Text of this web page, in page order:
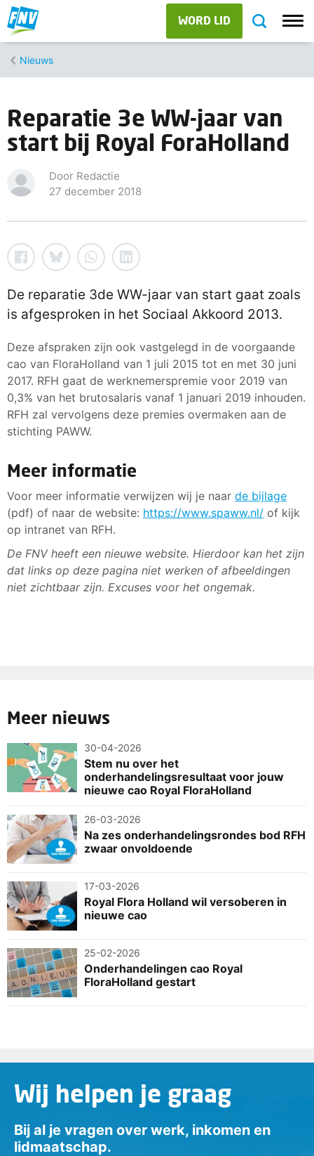
WORD LID
Nieuws
Reparatie 3e WW-jaar van
start bij Royal ForaHolland
Door Redactie
27 december 2018
De reparatie 3de WW-jaar van start gaat zoals
is afgesproken in het Sociaal Akkoord 2013.
Deze afspraken zijn ook vastgelegd in de voorgaande
cao van FloraHolland van 1 juli 2015 tot en met 30 juni
2017. RFH gaat de werknemerspremie voor 2019 van
0,3% van het brutosalaris vanaf 1 januari 2019 inhouden.
RFH zal vervolgens deze premies overmaken aan de
stichting PAWW.
Meer informatie
Voor meer informatie verwijzen wij je naar de bijlage
(pdf) of naar de website: https://www.spaww.nl/ of kijk
op intranet van RFH.
De FNV heeft een nieuwe website. Hierdoor kan het zijn
dat links op deze pagina niet werken of afbeeldingen
niet zichtbaar zijn. Excuses voor het ongemak.
Meer nieuws
30-04-2026
Stem nu over het
onderhandelingsresultaat voor jouw
nieuwe cao Royal FloraHolland
26-03-2026
Na zes onderhandelingsrondes bod RFH
zwaar onvoldoende
17-03-2026
Royal Flora Holland wil versoberen in
nieuwe cao
25-02-2026
Onderhandelingen cao Royal
FloraHolland gestart
Wij helpen je graag
Bij al je vragen over werk, inkomen en
lidmaatschap.